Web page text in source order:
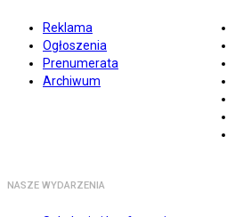
Reklama
Ogłoszenia
Prenumerata
Archiwum
NASZE WYDARZENIA